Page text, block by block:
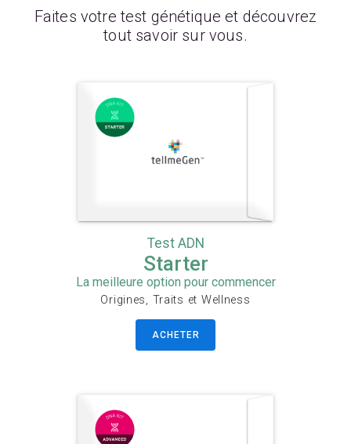
Faites votre test génétique et découvrez
tout savoir sur vous.
Test ADN
Starter
La meilleure option pour commencer
Origines, Traits et Wellness
ACHETER